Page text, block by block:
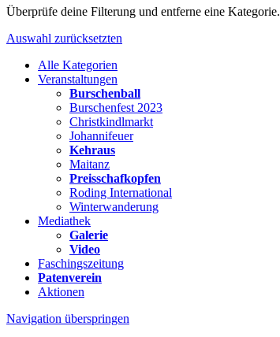
Überprüfe deine Filterung und entferne eine Kategorie.
Auswahl zurücksetzten
Alle Kategorien
Veranstaltungen
Burschenball
Burschenfest 2023
Christkindlmarkt
Johannifeuer
Kehraus
Maitanz
Preisschafkopfen
Roding International
Winterwanderung
Mediathek
Galerie
Video
Faschingszeitung
Patenverein
Aktionen
Navigation überspringen